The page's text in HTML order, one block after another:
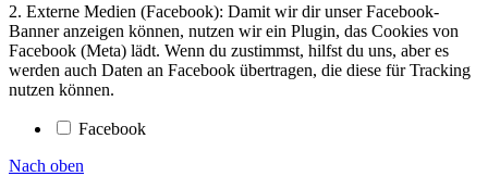
2. Externe Medien (Facebook): Damit wir dir unser Facebook-
Banner anzeigen können, nutzen wir ein Plugin, das Cookies von
Facebook (Meta) lädt. Wenn du zustimmst, hilfst du uns, aber es
werden auch Daten an Facebook übertragen, die diese für Tracking
nutzen können.
Facebook
Nach oben